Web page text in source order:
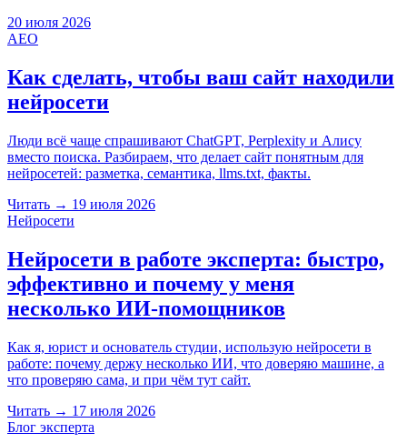
20 июля 2026
AEO
Как сделать, чтобы ваш сайт находили
нейросети
Люди всё чаще спрашивают ChatGPT, Perplexity и Алису
вместо поиска. Разбираем, что делает сайт понятным для
нейросетей: разметка, семантика, llms.txt, факты.
Читать → 19 июля 2026
Нейросети
Нейросети в работе эксперта: быстро,
эффективно и почему у меня
несколько ИИ-помощников
Как я, юрист и основатель студии, использую нейросети в
работе: почему держу несколько ИИ, что доверяю машине, а
что проверяю сама, и при чём тут сайт.
Читать → 17 июля 2026
Блог эксперта